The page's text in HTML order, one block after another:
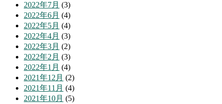
2022年7月 (3)
2022年6月 (4)
2022年5月 (4)
2022年4月 (3)
2022年3月 (2)
2022年2月 (3)
2022年1月 (4)
2021年12月 (2)
2021年11月 (4)
2021年10月 (5)